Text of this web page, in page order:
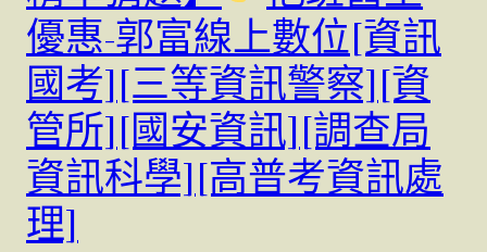
優惠-郭富線上數位[資訊
國考][三等資訊警察][資
管所][國安資訊][調查局
資訊科學][高普考資訊處
理]